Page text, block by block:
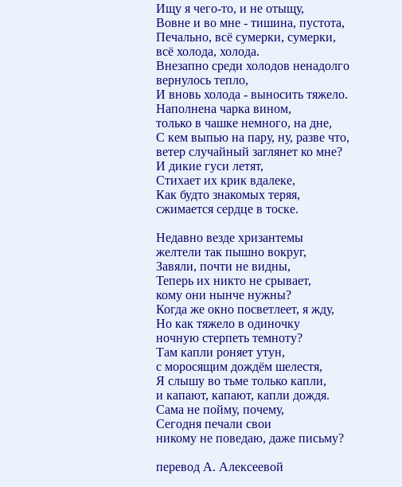
Ищу я чего-то, и не отыщу,
Вовне и во мне - тишина, пустота,
Печально, всё сумерки, сумерки,
всё холода, холода.
Внезапно среди холодов ненадолго
вернулось тепло,
И вновь холода - выносить тяжело.
Наполнена чарка вином,
только в чашке немного, на дне,
С кем выпью на пару, ну, разве что,
ветер случайный заглянет ко мне?
И дикие гуси летят,
Стихает их крик вдалеке,
Как будто знакомых теряя,
сжимается сердце в тоске.
Недавно везде хризантемы
желтели так пышно вокруг,
Завяли, почти не видны,
Теперь их никто не срывает,
кому они нынче нужны?
Когда же окно посветлеет, я жду,
Но как тяжело в одиночку
ночную стерпеть темноту?
Там капли роняет утун,
с моросящим дождём шелестя,
Я слышу во тьме только капли,
и капают, капают, капли дождя.
Сама не пойму, почему,
Сегодня печали свои
никому не поведаю, даже письму?
перевод А. Алексеевой